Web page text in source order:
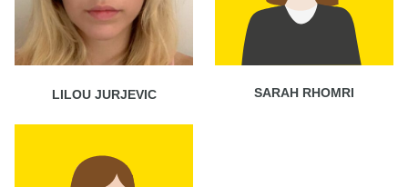
LILOU JURJEVIC SARAH RHOMRI